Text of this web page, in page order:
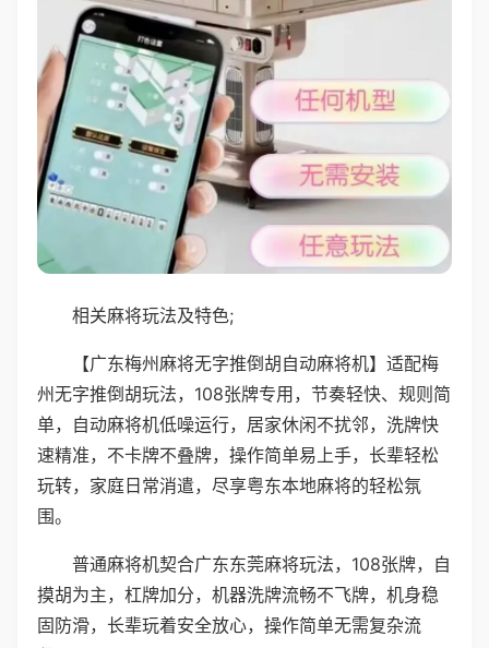
相关麻将玩法及特色;
【广东梅州麻将无字推倒胡自动麻将机】适配梅
州无字推倒胡玩法，108张牌专用，节奏轻快、规则简
单，自动麻将机低噪运行，居家休闲不扰邻，洗牌快
速精准，不卡牌不叠牌，操作简单易上手，长辈轻松
玩转，家庭日常消遣，尽享粤东本地麻将的轻松氛
围。
普通麻将机契合广东东莞麻将玩法，108张牌，自
摸胡为主，杠牌加分，机器洗牌流畅不飞牌，机身稳
固防滑，长辈玩着安全放心，操作简单无需复杂流